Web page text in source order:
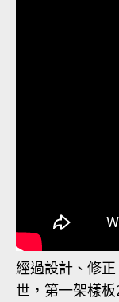
經過設計、修
世，第一架樣